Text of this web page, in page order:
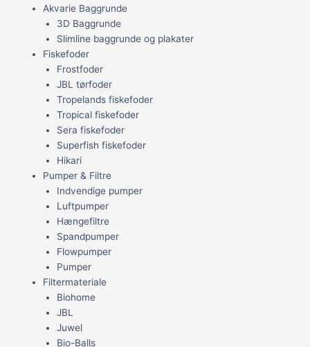
Akvarie Baggrunde
3D Baggrunde
Slimline baggrunde og plakater
Fiskefoder
Frostfoder
JBL tørfoder
Tropelands fiskefoder
Tropical fiskefoder
Sera fiskefoder
Superfish fiskefoder
Hikari
Pumper & Filtre
Indvendige pumper
Luftpumper
Hængefiltre
Spandpumper
Flowpumper
Pumper
Filtermateriale
Biohome
JBL
Juwel
Bio-Balls